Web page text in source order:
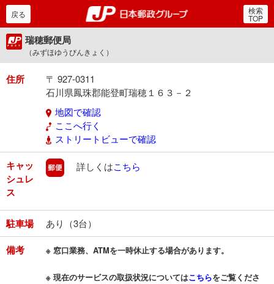
郵便局・日本郵政グルー
戻る 検索
TOP
瑞穂郵便局
（みずほゆうびんきょく）
住所
〒 927-0311
石川県鳳珠郡能登町瑞穂１６３－２
地図で確認
ここへ行く
ストリートビューで確認
キャッ
シュレ
ス
郵便
詳しくはこちら
駐車場 あり（3台）
備考 ※ 窓口業務、ATMを一時休止する場合があります。
※ 現在のサービスの取扱状況についてはこちらをご覧くださ